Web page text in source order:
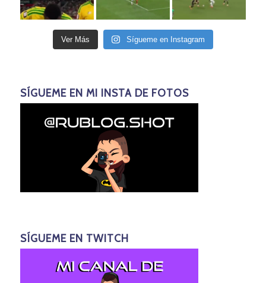
Ver Más Sígueme en Instagram
SÍGUEME EN MI INSTA DE FOTOS
SÍGUEME EN TWITCH